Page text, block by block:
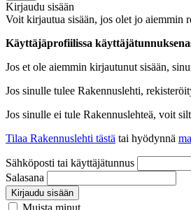
Kirjaudu sisään
Voit kirjautua sisään, jos olet jo aiemmin
Käyttäjäprofiilissa
Jos et ole aiemmin kirjautunut sisään,
Jos sinulle tulee Rakennuslehti,
Jos sinulle ei tule Rakennuslehteä, voit
Tilaa Rakennuslehti tästä tai hyödynnä
Sähköposti tai käyttäjätunnus
Salasana
Kirjaudu sisään
Muista minut